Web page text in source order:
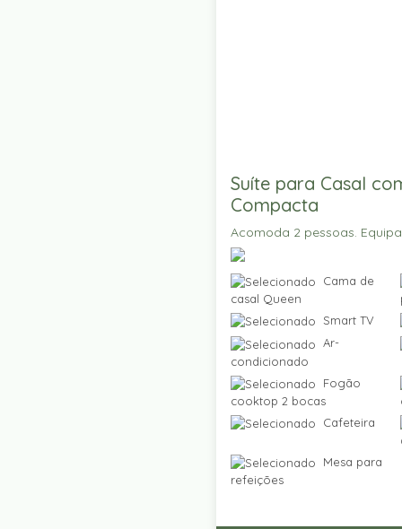
Suíte para Casal
Compacta
Acomoda 2 pessoas.
Cama de
casal Queen
Smart TV
Ar-
condicionado
Fogão
cooktop 2 bocas
Cafeteira
Mesa para
refeições